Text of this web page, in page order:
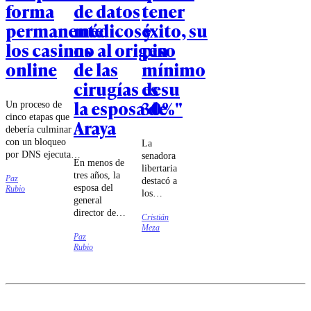
forma
permanente
los casinos
online
Un proceso de
cinco etapas que
debería culminar
con un bloqueo
por DNS ejecutado
por las compañías
de
telecomunicaciones
Paz
Rubio
de datos
médicos y
no al origen
de las
cirugías de
la esposa de
Araya
En menos de
tres años, la
esposa del
general
director de
se sometió a
cuatro
reconstructivo
Paz
Rubio
tener
éxito, su
piso
mínimo
es su
30%"
La
senadora
libertaria
destacó a
los
Jorge
Quiroz e
la batalla
Cristián
Meza